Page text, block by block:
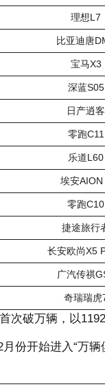
理想L7
比亚迪唐
宝马X3
深蓝S05
日产逍客
零跑C11
乐道L60
埃安AION
零跑C10
捷途旅行
长安欧尚X5
广汽传祺
奇瑞瑞虎
次破万辆，以
份开始进入“万